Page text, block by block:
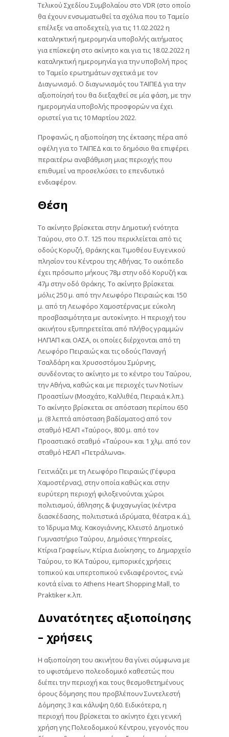
Τελικού Σχεδίου Συμβολαίου στο VDR (στο οποίο
θα έχουν ενσωματωθεί τα σχόλια που το Ταμείο
επέλεξε να αποδεχτεί), για τις 11.02.2022 η
καταληκτική ημερομηνία υποβολής αιτήματος
για επίσκεψη στο ακίνητο και για τις 18.02.2022 η
καταληκτική ημερομηνία για την υποβολή προς
το Ταμείο ερωτημάτων σχετικά με τον
Διαγωνισμό. Ο διαγωνισμός του ΤΑΙΠΕΔ για την
αξιοποίησή του θα διεξαχθεί σε μία φάση, με την
ημερομηνία υποβολής προσφορών να έχει
οριστεί για τις 10 Μαρτίου 2022.
Προφανώς, η αξιοποίηση της έκτασης πέρα από
οφέλη για το ΤΑΙΠΕΔ και το δημόσιο θα επιφέρει
περαιτέρω αναβάθμιση μιας περιοχής που
επιθυμεί να προσελκύσει το επενδυτικό
ενδιαφέρον.
Θέση
Το ακίνητο βρίσκεται στην Δημοτική ενότητα
Ταύρου, στο Ο.Τ. 125 που περικλείεται από τις
οδούς Κορυζή, Θράκης και Τιμοθέου Ευγενικού
πλησίον του Κέντρου της Αθήνας. Το οικόπεδο
έχει πρόσωπο μήκους 78μ στην οδό Κορυζή και
47μ στην οδό Θράκης. Το ακίνητο βρίσκεται
μόλις 250 μ. από την Λεωφόρο Πειραιώς και 150
μ. από τη Λεωφόρο Χαμοστέρνας με εύκολη
προσβασιμότητα με αυτοκίνητο. Η περιοχή του
ακινήτου εξυπηρετείται από πλήθος γραμμών
ΗΛΠΑΠ και ΟΑΣΑ, οι οποίες διέρχονται από τη
Λεωφόρο Πειραιώς και τις οδούς Παναγή
Τσαλδάρη και Χρυσοστόμου Σμύρνης,
συνδέοντας το ακίνητο με το κέντρο του Ταύρου,
την Αθήνα, καθώς και με περιοχές των Νοτίων
Προαστίων (Μοσχάτο, Καλλιθέα, Πειραιά κ.λπ.).
Το ακίνητο βρίσκεται σε απόσταση περίπου 650
μ. (8 λεπτά απόσταση βαδίσματος) από τον
σταθμό ΗΣΑΠ «Ταύρος», 800 μ. από τον
Προαστιακό σταθμό «Ταύρου» και 1 χλμ. από τον
σταθμό ΗΣΑΠ «Πετράλωνα».
Γειτνιάζει με τη Λεωφόρο Πειραιώς (Γέφυρα
Χαμοστέρνας), στην οποία καθώς και στην
ευρύτερη περιοχή φιλοξενούνται χώροι
πολιτισμού, άθλησης & ψυχαγωγίας (κέντρα
διασκέδασης, πολιτιστικά ιδρύματα, θέατρα κ.ά.),
το Ίδρυμα Μιχ. Κακογιάννης, Κλειστό Δημοτικό
Γυμναστήριο Ταύρου, Δημόσιες Υπηρεσίες,
Κτίρια Γραφείων, Κτίρια Διοίκησης, το Δημαρχείο
Ταύρου, το ΙΚΑ Ταύρου, εμπορικές χρήσεις
τοπικού και υπερτοπικού ενδιαφέροντος, ενώ
κοντά είναι το Athens Heart Shopping Mall, το
Praktiker κ.λπ.
Δυνατότητες αξιοποίησης
– χρήσεις
Η αξιοποίηση του ακινήτου θα γίνει σύμφωνα με
το υφιστάμενο πολεοδομικό καθεστώς που
διέπει την περιοχή και τους θεσμοθετημένους
όρους δόμησης που προβλέπουν Συντελεστή
Δόμησης 3 και κάλυψη 0,60. Ειδικότερα, η
περιοχή που βρίσκεται το ακίνητο έχει γενική
χρήση γης Πολεοδομικού Κέντρου, γεγονός που